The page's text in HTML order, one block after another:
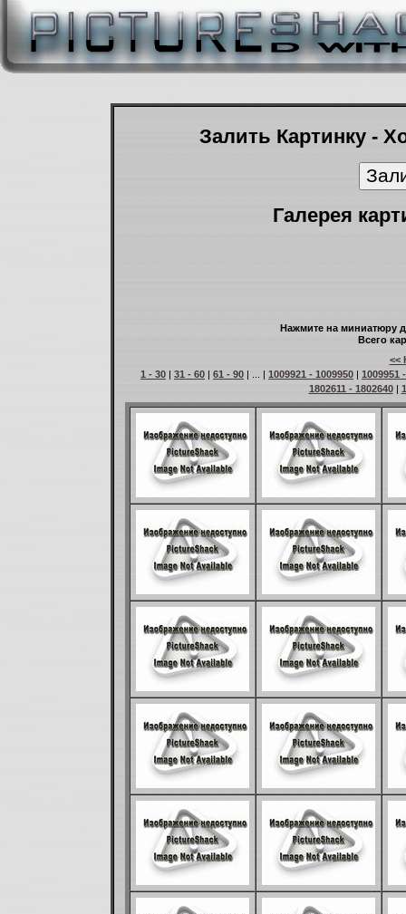
Залить Картинку -
Галерея
Нажмите на миниатюру
Всего
<<
1 - 30 | 31 - 60 | 61 - 90 | ... | 1009921 - 1009950 | 1009951
1802611 - 1802640|